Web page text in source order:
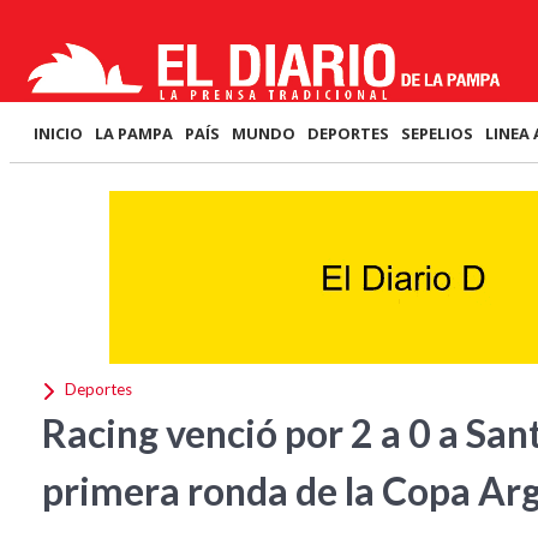
INICIO LA PAMPA PAÍS MUNDO DEPORTES SEPELIOS LINEA
Deportes
Racing venció por 2 a 0 a
primera ronda de la Copa